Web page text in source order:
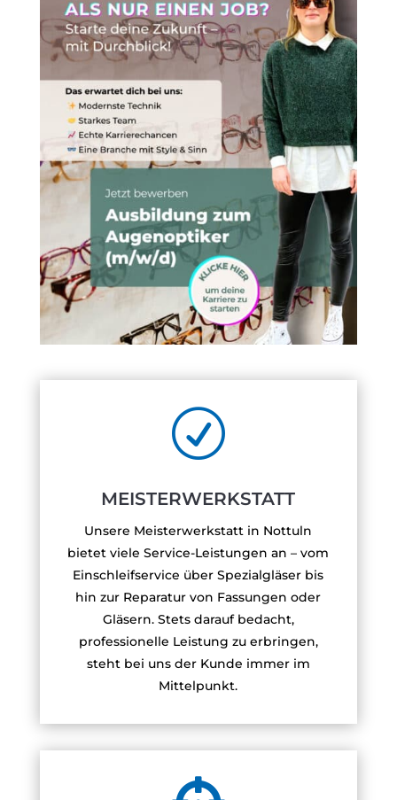
R
MEISTERWERKSTATT
Unsere Meisterwerkstatt in Nottuln
bietet viele Service-Leistungen an – vom
Einschleifservice über Spezialgläser bis
hin zur Reparatur von Fassungen oder
Gläsern. Stets darauf bedacht,
professionelle Leistung zu erbringen,
steht bei uns der Kunde immer im
Mittelpunkt.